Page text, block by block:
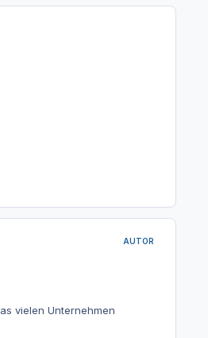
AUTOR
vielen Unternehmen